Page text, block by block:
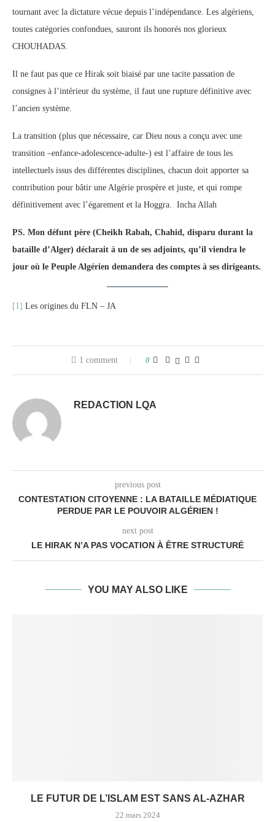
tournant avec la dictature vécue depuis l’indépendance. Les algériens,
toutes catégories confondues, sauront ils honorés nos glorieux
CHOUHADAS.
Il ne faut pas que ce Hirak soit biaisé par une tacite passation de
consignes à l’intérieur du système, il faut une rupture définitive avec
l’ancien système.
La transition (plus que nécessaire, car Dieu nous a conçu avec une
transition –enfance-adolescence-adulte-) est l’affaire de tous les
intellectuels issus des différentes disciplines, chacun doit apporter sa
contribution pour bâtir une Algérie prospère et juste, et qui rompe
définitivement avec l’égarement et la Hoggra. Incha Allah
PS. Mon défunt père (Cheikh Rabah, Chahid, disparu durant la
bataille d’Alger) déclarait à un de ses adjoints, qu’il viendra le
jour où le Peuple Algérien demandera des comptes à ses dirigeants.
[1] Les origines du FLN – JA
1 comment 0
REDACTION LQA
previous post
CONTESTATION CITOYENNE : LA BATAILLE MÉDIATIQUE
PERDUE PAR LE POUVOIR ALGÉRIEN !
next post
LE HIRAK N’A PAS VOCATION À ÊTRE STRUCTURÉ
YOU MAY ALSO LIKE
LE FUTUR DE L’ISLAM EST SANS AL-AZHAR
22 mars 2024